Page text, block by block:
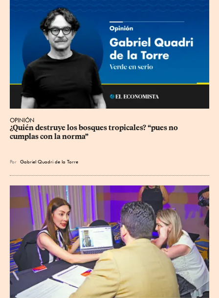
OPINIÓN
¿Quién destruye los bosques tropicales? “pues no
cumplas con la norma”
Por Gabriel Quadri de la Torre